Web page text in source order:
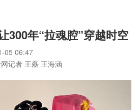
300年“拉魂腔”穿越时空
05 06:47
记者 王磊 王海涵